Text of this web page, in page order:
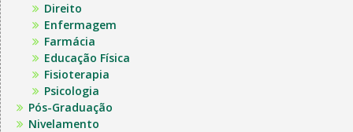
Direito
Enfermagem
Farmácia
Educação Física
Fisioterapia
Psicologia
Pós-Graduação
Nivelamento